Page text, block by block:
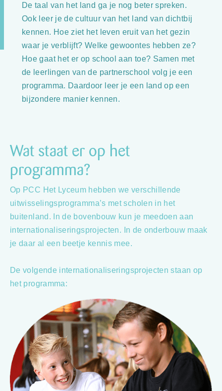
De taal van het land ga je nog beter spreken.
Ook leer je de cultuur van het land van dichtbij
kennen. Hoe ziet het leven eruit van het gezin
waar je verblijft? Welke gewoontes hebben ze?
Hoe gaat het er op school aan toe? Samen met
de leerlingen van de partnerschool volg je een
programma. Daardoor leer je een land op een
bijzondere manier kennen.
Wat staat er op het
programma?
Op PCC Het Lyceum hebben we verschillende
uitwisselingsprogramma’s met scholen in het
buitenland. In de bovenbouw kun je meedoen aan
internationaliseringsprojecten. In de onderbouw maak
je daar al een beetje kennis mee.
De volgende internationaliseringsprojecten staan op
het programma: